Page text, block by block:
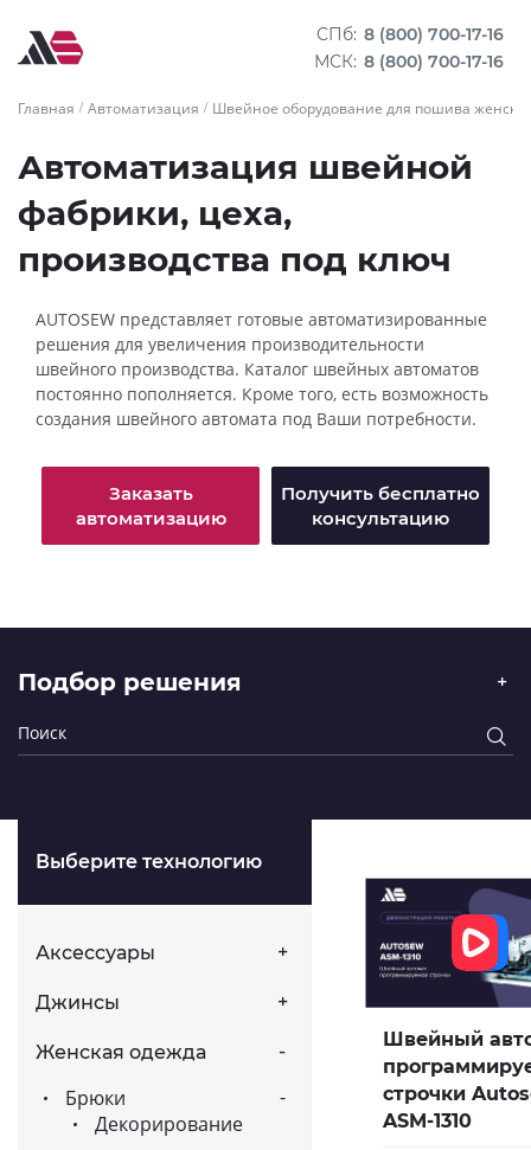
СПб: 8 (800) 700-17-16
МСК: 8 (800) 700-17-16
Главная Автоматизация Швейное оборудование для пошива
Автоматизация швейной
фабрики, цеха,
производства под ключ
AUTOSEW представляет готовые автоматизированные
решения для увеличения производительности
швейного производства. Каталог швейных автоматов
постоянно пополняется. Кроме того, есть возможность
создания швейного автомата под Ваши потребности.
Заказать
автоматизацию
Получить бесплатно
консультацию
Подбор решения
Выберите технологию
Аксессуары
Джинсы
Женская одежда
Брюки
Декорирование
Швейный
строчки
ASM-1310